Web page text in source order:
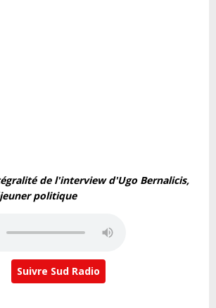
de l'interview d'Ugo Bernalicis,
politique
Suivre Sud Radio